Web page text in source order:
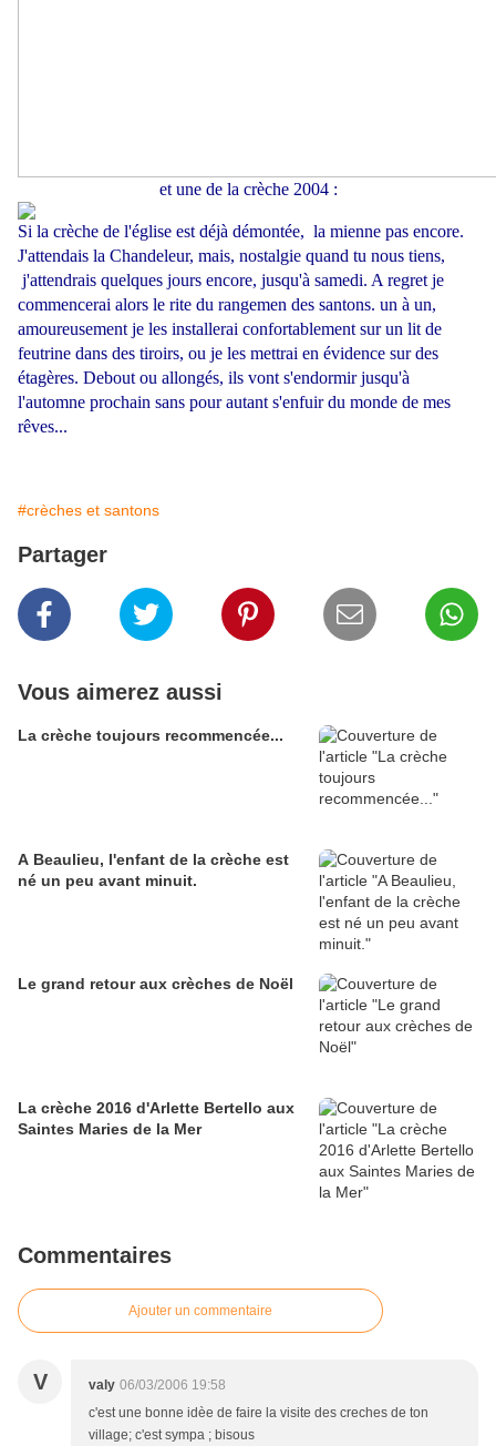
et une de la crèche 2004 :
Si la crèche de l'église est déjà démontée, la mienne pas encore.
J'attendais la Chandeleur, mais, nostalgie quand tu nous tiens,
j'attendrais quelques jours encore, jusqu'à samedi. A regret je
commencerai alors le rite du rangemen des santons. un à un,
amoureusement je les installerai confortablement sur un lit de
feutrine dans des tiroirs, ou je les mettrai en évidence sur des
étagères. Debout ou allongés, ils vont s'endormir jusqu'à
l'automne prochain sans pour autant s'enfuir du monde de mes
rêves...
#crèches et santons
Partager
Vous aimerez aussi
La crèche toujours recommencée...
A Beaulieu, l'enfant de la crèche est
né un peu avant minuit.
Le grand retour aux crèches de Noël
La crèche 2016 d'Arlette Bertello aux
Saintes Maries de la Mer
Commentaires
Ajouter un commentaire
V valy 06/03/2006 19:58
c'est une bonne idèe de faire la visite des creches de ton
village; c'est sympa ; bisous